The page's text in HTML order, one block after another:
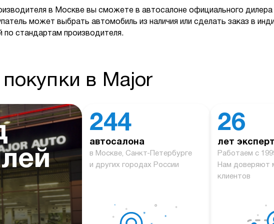
в Москве вы сможете в автосалоне официального
может выбрать автомобиль из наличия или сделать заказ в
по стандартам производителя.
в Major
244
автосалона
в Москве, Санкт-Петербурге
и других городах России
26
лет
Работаем с
Нам доверяют
клиентов